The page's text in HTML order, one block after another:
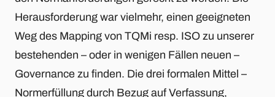
Herausforderung war vielmehr, einen geeigneten
Weg des Mapping von TQMi resp. ISO zu unserer
bestehenden – oder in wenigen Fällen neuen –
Governance zu finden. Die drei formalen Mittel –
Normerfüllung durch Bezug auf Verfassung,